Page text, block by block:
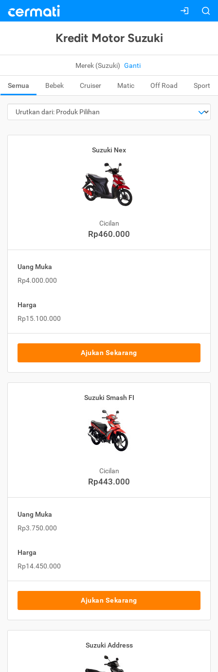
Kredit Motor Suzuki
Merek (Suzuki) Ganti
Semua Bebek Cruiser Matic Off Road Sport
Suzuki Nex
Cicilan
Rp460.000
Uang Muka
Rp4.000.000
Harga
Rp15.100.000
Ajukan Sekarang
Suzuki Smash FI
Cicilan
Rp443.000
Uang Muka
Rp3.750.000
Harga
Rp14.450.000
Ajukan Sekarang
Suzuki Address